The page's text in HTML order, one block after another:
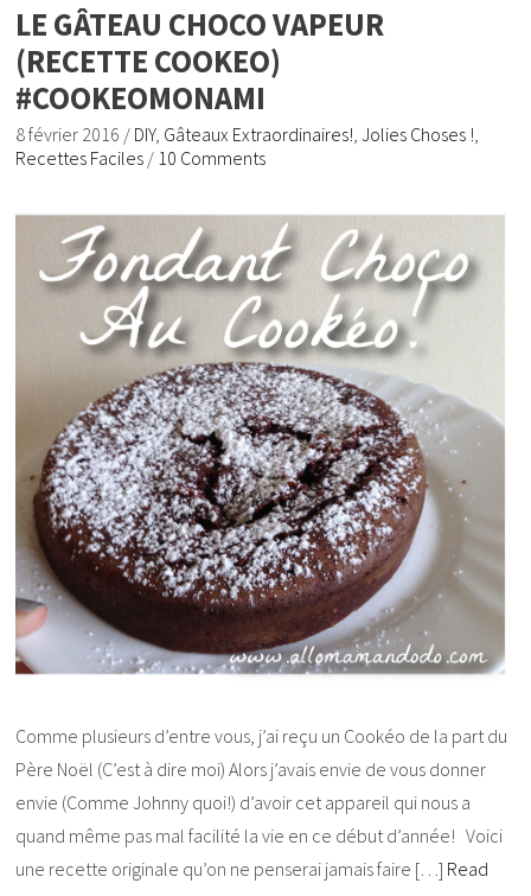
LE GÂTEAU CHOCO VAPEUR
(RECETTE COOKEO)
#COOKEOMONAMI
8 février 2016 / DIY, Gâteaux Extraordinaires! ,Jolies Choses !
Recettes Faciles / 10 Comments
Comme plusieurs d’entre vous, j’ai reçu un Cookéo de la part du
Père Noël (C’est à dire moi) Alors j’avais envie de vous donner
envie (Comme Johnny quoi!) d’avoir cet appareil qui nous a
quand même pas mal facilité la vie en ce début d’année! Voici
une recette originale qu’on ne penserai jamais faire […] Read